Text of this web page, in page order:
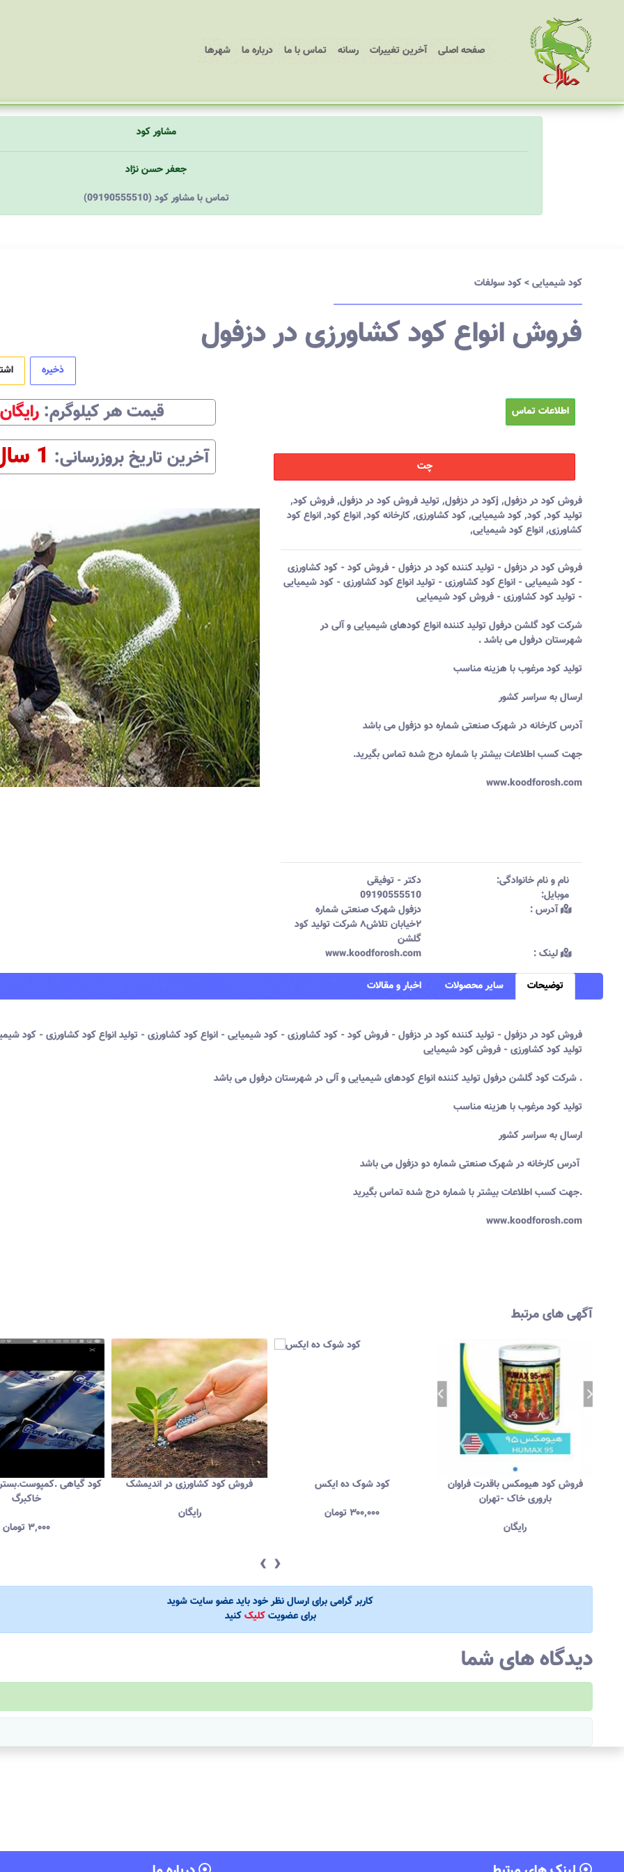
صفحه اصلی
(current) آخرین تغییرات رسانه تماس با ما درباره ما شهرها
مشاور کود
جعفر حسن نژاد
(09190555510) تماس با مشاور کود
کود شیمیایی>کود سولفات
فروش انواع کود کشاورزی در دزفول
اطلاعات تماس
چت
ذخیره
قیمت هرکیلوگرم:‌رایگان
آخرین تاریخ بروزرسانی:‌ 1 سال
فروش کود در دزفول, jکود در دزفول ,تولید فروش کود در دزفول,فروش کود,
تولید کود,کود,کود شیمیایی,کود کشاورزی,کارخانه کود,انواع کود,انواع کود
کشاورزی,انواع کود شیمیایی,
فروش کود در دزفول - تولید کننده کود در دزفول - فروش کود - کود کشاورزی
- کود شیمیایی - انواع کود کشاورزی - تولید انواع کود کشاورزی - کود شیمیایی
- تولید کود کشاورزی - فروش کود شیمیایی
شرکت کود گلشن درفول تولید کننده انواع کودهای شیمیایی و آلی در
شهرستان درفول می باشد .
تولید کود مرغوب با هزینه مناسب
ارسال به سراسر کشور
آدرس کارخانه در شهرک صنعتی شماره دو دزفول می باشد
جهت کسب اطلاعات بیشتر با شماره درج شده تماس بگیرید.
www.koodforosh.com
نام و نام خانوادگی:‌ دکتر - توفیقی
موبایل:‌
09190555510
آدرس :‌
دزفول شهرک صنعتی شماره
۲خیابان تلاش۸ شرکت تولید کود
گلشن
لینک :‌
www.koodforosh.com
توضیحات سایر محصولات اخبار و مقالات
فروش کود در دزفول - تولید کننده کود در دزفول - فروش کود - کود کشاورزی - کود شیمیایی - انواع کود کشاورزی - تولید انواع کود کشاورزی - کود
تولید کود کشاورزی - فروش کود شیمیایی
شرکت کود گلشن درفول تولید کننده انواع کودهای شیمیایی و آلی در شهرستان درفول می باشد .
تولید کود مرغوب با هزینه مناسب
ارسال به سراسر کشور
آدرس کارخانه در شهرک صنعتی شماره دو دزفول می باشد
جهت کسب اطلاعات بیشتر با شماره درج شده تماس بگیرید.
www.koodforosh.com
آگهی های مرتبط
فروش کود کشاورزی در
کود شوک ده ایکس
۳۰۰,۰۰۰تومان
فروش کود هیومکس باقدرت فراوان
فروش فسفر پتاس مایع
‹ ›
کاربر گرامی برای ارسال نظر خود باید عضو سایت شوید
برای عضویتکلیککنید
دیدگاه های شما